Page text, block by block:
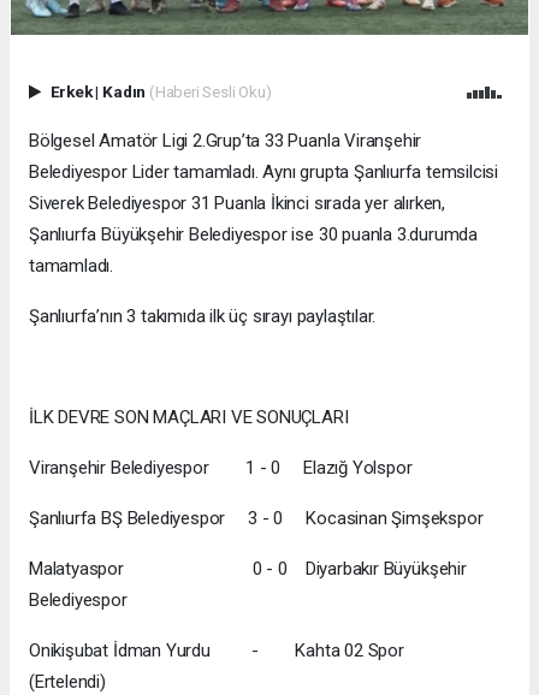
Erkek| Kadın (Haberi Sesli Oku)
Bölgesel Amatör Ligi 2.Grup’ta 33 Puanla Viranşehir
Belediyespor Lider tamamladı. Aynı grupta Şanlıurfa temsilcisi
Siverek Belediyespor 31 Puanla İkinci sırada yer alırken,
Şanlıurfa Büyükşehir Belediyespor ise 30 puanla 3.durumda
tamamladı.
Şanlıurfa’nın 3 takımıda ilk üç sırayı paylaştılar.
İLK DEVRE SON MAÇLARI VE SONUÇLARI
Viranşehir Belediyespor 1 - 0 Elazığ Yolspor
Şanlıurfa BŞ Belediyespor 3 - 0 Kocasinan Şimşekspor
Malatyaspor 0 - 0 Diyarbakır Büyükşehir
Belediyespor
Onikişubat İdman Yurdu - Kahta 02 Spor
(Ertelendi)